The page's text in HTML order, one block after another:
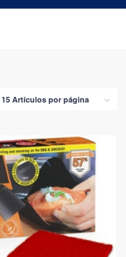
15 Artículos por página